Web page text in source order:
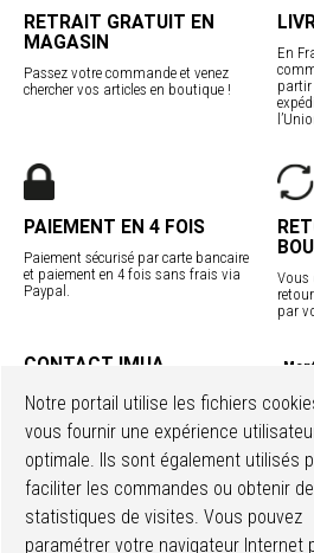
RETRAIT GRATUIT EN
MAGASIN
Passez votre commande et venez
chercher vos articles en boutique !
En
partir
PAIEMENT EN 4 FOIS
Paiement sécurisé par carte bancaire
et paiement en 4 fois sans frais via
Paypal.
Vous
par
CONTACT IMUA
Contact
Nos boutiques
Accéder à mon compte
Ma wishlist
Notre portail utilise les fichiers
vous fournir une expérience
optimale. Ils sont également utilisés
faciliter les commandes ou obtenir
statistiques de visites. Vous pouvez
paramétrer votre navigateur Internet